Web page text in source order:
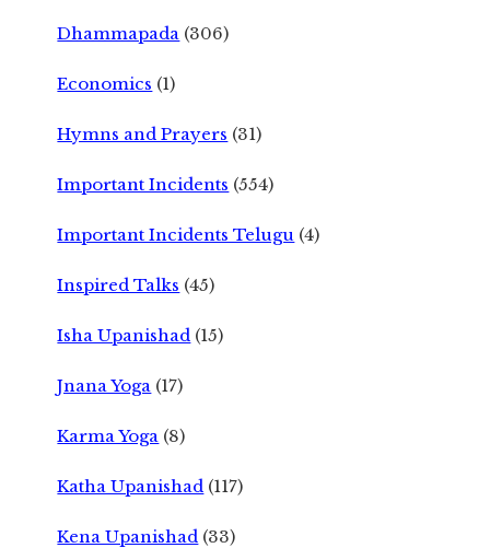
Dhammapada (306)
Economics (1)
Hymns and Prayers (31)
Important Incidents (554)
Important Incidents Telugu (4)
Inspired Talks (45)
Isha Upanishad (15)
Jnana Yoga (17)
Karma Yoga (8)
Katha Upanishad (117)
Kena Upanishad (33)